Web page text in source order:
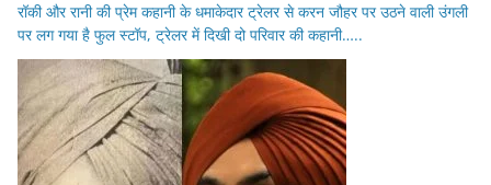
रॉकी और रानी की प्रेम कहानी के धमाकेदार ट्रेलर से करन जौहर पर उठने वाली उंगली
पर लग गया है फुल स्टॉप, ट्रेलर में दिखी दो परिवार की कहानी…..